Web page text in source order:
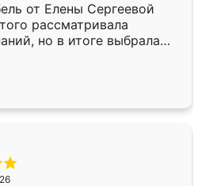
от Елены Сергеевой
рассматривала
но в итоге выбрала
условия, потом
всё спокойно объяснил
в срок, с
Качеством осталась
так, как и ожидала.